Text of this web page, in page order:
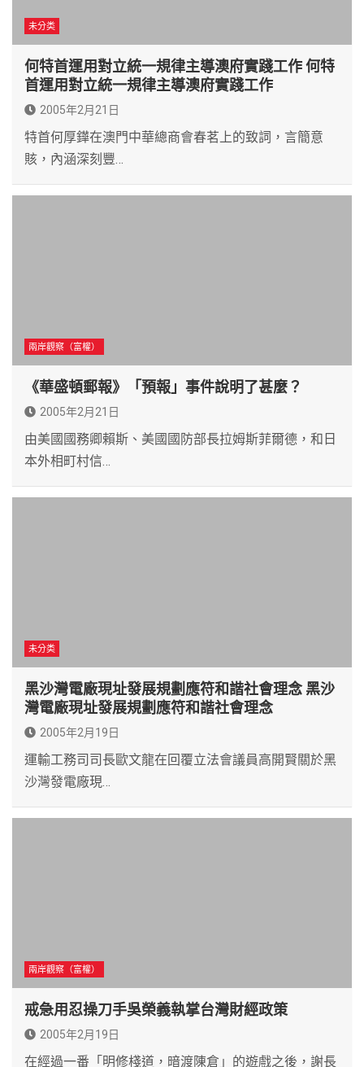
未分类
何特首運用對立統一規律主導澳府實踐工作 何特
首運用對立統一規律主導澳府實踐工作
2005年2月21日
特首何厚鏵在澳門中華總商會春茗上的致詞，言簡意
賅，內涵深刻豐…
兩岸觀察（富權）
《華盛頓郵報》「預報」事件說明了甚麼？
2005年2月21日
由美國國務卿賴斯、美國國防部長拉姆斯菲爾德，和日
本外相町村信…
未分类
黑沙灣電廠現址發展規劃應符和諧社會理念 黑沙
灣電廠現址發展規劃應符和諧社會理念
2005年2月19日
運輸工務司司長歐文龍在回覆立法會議員高開賢關於黑
沙灣發電廠現…
兩岸觀察（富權）
戒急用忍操刀手吳榮義執掌台灣財經政策
2005年2月19日
在經過一番「明修棧道，暗渡陳倉」的遊戲之後，謝長